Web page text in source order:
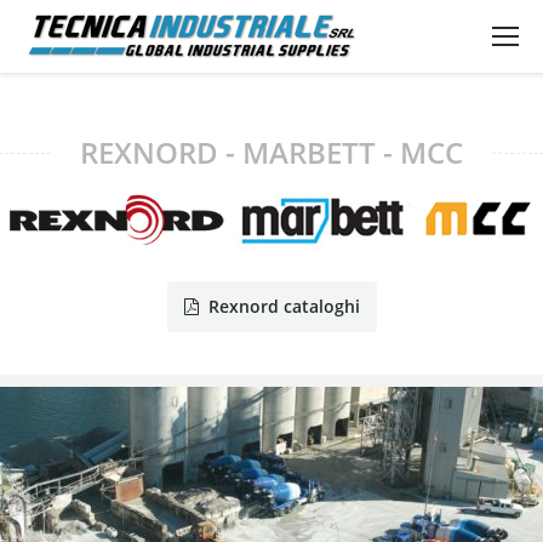
REXNORD - MARBETT - MCC
Rexnord cataloghi